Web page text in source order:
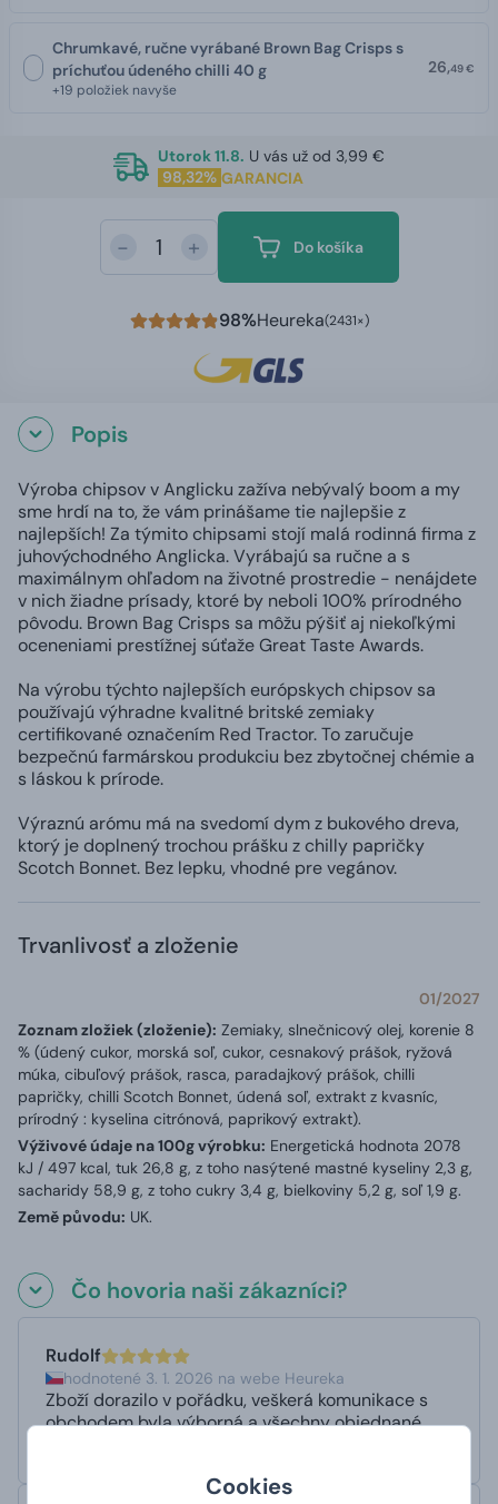
Cookies
Chrumkavé, ručne vyrábané Brown Bag Crisps s
príchuťou údeného chilli 40 g
+19 položiek navyše
26,49 €
Utorok 11.8. U vás už od 3,99 €
98,32% GARANCIA
- + Do košíka
98%Heureka(2431×)
Popis
Výroba chipsov v Anglicku zažíva nebývalý boom a my
sme hrdí na to, že vám prinášame tie najlepšie z
najlepších! Za týmito chipsami stojí malá rodinná firma z
juhovýchodného Anglicka. Vyrábajú sa ručne a s
maximálnym ohľadom na životné prostredie - nenájdete
v nich žiadne prísady, ktoré by neboli 100% prírodného
pôvodu. Brown Bag Crisps sa môžu pýšiť aj niekoľkými
oceneniami prestížnej súťaže Great Taste Awards.
Na výrobu týchto najlepších európskych chipsov sa
používajú výhradne kvalitné britské zemiaky
certifikované označením Red Tractor. To zaručuje
bezpečnú farmárskou produkciu bez zbytočnej chémie a
s láskou k prírode.
Výraznú arómu má na svedomí dym z bukového dreva,
ktorý je doplnený trochou prášku z chilly papričky
Scotch Bonnet. Bez lepku, vhodné pre vegánov.
Trvanlivosť a zloženie
01/2027
Zoznam zložiek (zloženie): Zemiaky, slnečnicový olej, korenie 8
% (údený cukor, morská soľ, cukor, cesnakový prášok, ryžová
múka, cibuľový prášok, rasca, paradajkový prášok, chilli
papričky, chilli Scotch Bonnet, údená soľ, extrakt z kvasníc,
prírodný : kyselina citrónová, paprikový extrakt).
Výživové údaje na 100g výrobku: Energetická hodnota 2078
kJ / 497 kcal, tuk 26,8 g, z toho nasýtené mastné kyseliny 2,3 g,
sacharidy 58,9 g, z toho cukry 3,4 g, bielkoviny 5,2 g, soľ 1,9 g.
Země původu: UK.
Čo hovoria naši zákazníci?
Rudolf
hodnotené 3. 1. 2026 na webe Heureka
Zboží dorazilo v pořádku, veškerá komunikace s
obchodem byla výborná a všechny objednané